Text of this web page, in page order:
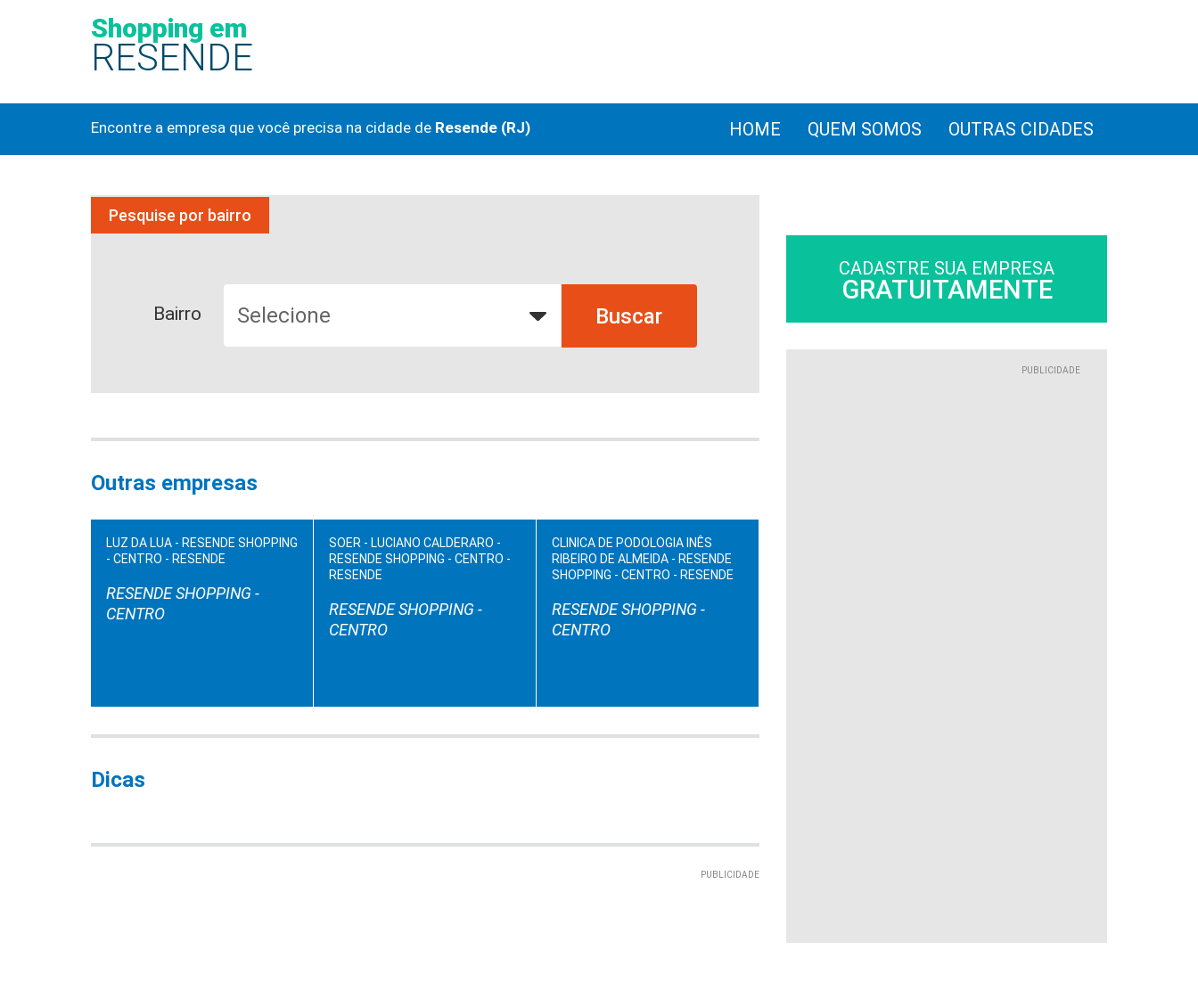
Shopping em
RESENDE
Encontre a empresa que você precisa na cidade de Resende (RJ) HOME QUEM SOMOS OUTRAS CIDADES
Pesquise por bairro
Bairro
Outras empresas
LUZ DA LUA - RESENDE SHOPPING
- CENTRO - RESENDE
RESENDE SHOPPING -
CENTRO
SOER - LUCIANO CALDERARO -
RESENDE SHOPPING - CENTRO -
RESENDE
RESENDE SHOPPING -
CENTRO
CLINICA DE PODOLOGIA INÊS
RIBEIRO DE ALMEIDA - RESENDE
SHOPPING - CENTRO - RESENDE
RESENDE SHOPPING -
CENTRO
Dicas
PUBLICIDADE
CADASTRE SUA EMPRESA
GRATUITAMENTE
PUBLICIDADE